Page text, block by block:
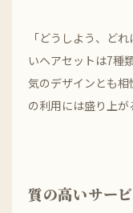
「どうしよう、ど
いヘアセットは7種
気のデザインとも
の利用には盛り上が
質の高いサー